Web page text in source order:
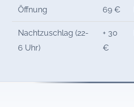
Öffnung
69 €
Nachtzuschlag (22-
6 Uhr)
+ 30
€